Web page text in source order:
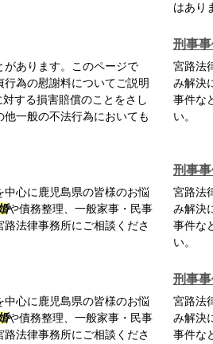
はあり
あります。このページで
為の慰謝料についてご説明
する損害賠償のことをさし
一般の不法行為においても
刑事
宮路法
み解決
事件な
い。
心に鹿児島県の皆様のお悩
や債務整理、一般家事・民事
法律事務所にご相談くださ
刑事
宮路法
み解決
事件な
い。
心に鹿児島県の皆様のお悩
や債務整理、一般家事・民事
法律事務所にご相談くださ
刑事
宮路法
み解決
事件な